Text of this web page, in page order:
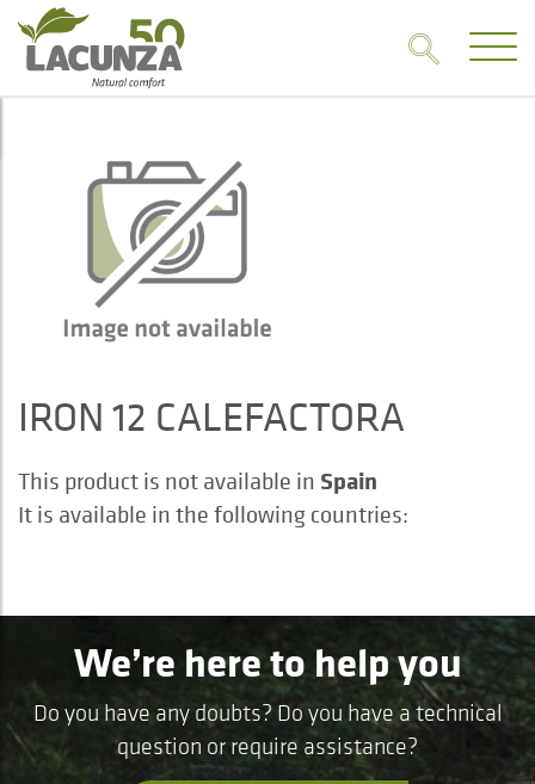
IRON 12 CALEFACTORA
This product is not available in Spain
It is available in the following countries:
We’re here to help you
Do you have any doubts? Do you have a technical
question or require assistance?